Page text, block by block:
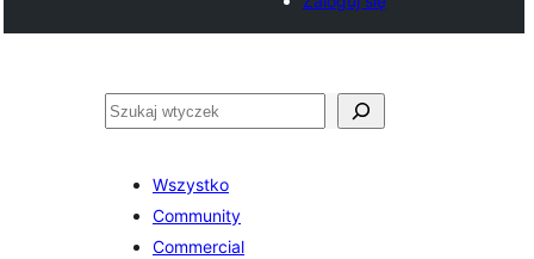
Szukaj
Wszystko
Community
Commercial